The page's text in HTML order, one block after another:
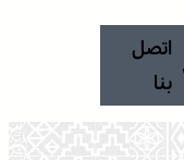
اتصل
بنا